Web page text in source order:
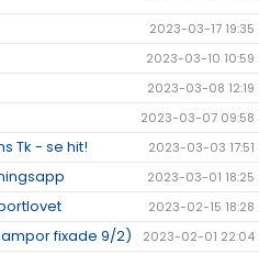
2023-03-17 19:35
2023-03-10 10:59
2023-03-08 12:19
2023-03-07 09:58
Tk - se hit! 2023-03-03 17:51
2023-03-01 18:25
2023-02-15 18:28
fixade 9/2) 2023-02-01 22:04